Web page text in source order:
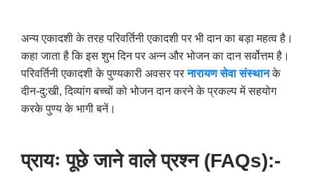
अन्य एकादशी के तरह परिवर्तिनी एकादशी पर भी दान का बड़ा महत्व है।
कहा जाता है कि इस शुभ दिन पर अन्न और भोजन का दान सर्वोत्तम है।
परिवर्तिनी एकादशी के पुण्यकारी अवसर परनारायण सेवा संस्थानके
दीन-दु:खी, दिव्यांग बच्चों को भोजन दान करने के प्रकल्प में सहयोग
करके पुण्य के भागी बनें।
प्रायः पूछे जाने वाले प्रश्न (FAQs):-